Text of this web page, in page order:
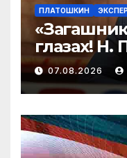
ПЛАТОШКИН
глазах! Н.
скрывает
отчётами!
07.08.2026